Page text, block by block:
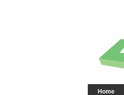
Home